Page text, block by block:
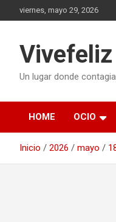
al
viernes, mayo 29, 2026
Un lugar donde
HOME OCIO
Inicio 2026 mayo